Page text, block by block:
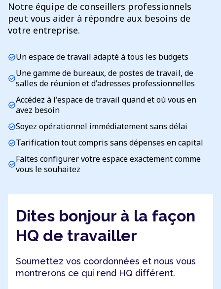
Notre équipe de conseillers professionnels
peut vous aider à répondre aux besoins de
votre entreprise.
check_circleUn espace de travail adapté à tous les budgets
check_circleUne gamme de bureaux, de postes de travail, de
salles de réunion et d'adresses professionnelles
check_circleAccédez à l'espace de travail quand et où vous en
avez besoin
check_circleSoyez opérationnel immédiatement sans délai
check_circleTarification tout compris sans dépenses en capital
check_circleFaites configurer votre espace exactement comme
vous le souhaitez
Dites bonjour à la façon
HQ de travailler
Soumettez vos coordonnées et nous vous
montrerons ce qui rend HQ différent.